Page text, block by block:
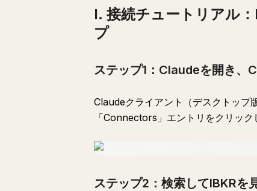
I. 接続チュートリアル
プ
ステップ1：Claudeを開き、
Claudeクライアント（デスクトップ
「Connectors」エントリをクリッ
ステップ2：検索してIBKRを